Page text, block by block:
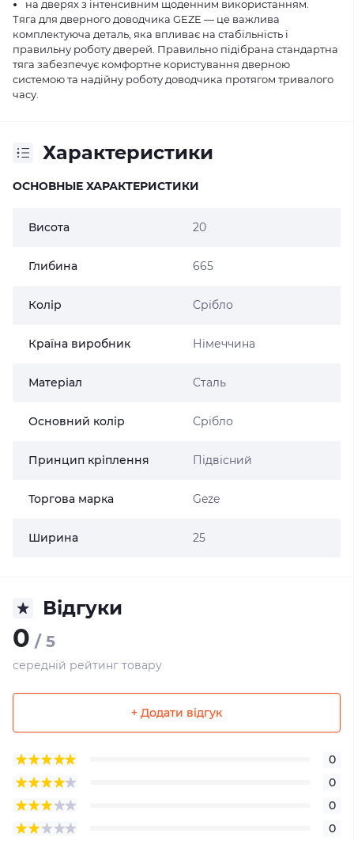
на дверях з інтенсивним щоденним використанням.
Тяга для дверного доводчика GEZE — це важлива
комплектуюча деталь, яка впливає на стабільність і
правильну роботу дверей. Правильно підібрана стандартна
тяга забезпечує комфортне користування дверною
системою та надійну роботу доводчика протягом тривалого
часу.
Характеристики
ОСНОВНЫЕ ХАРАКТЕРИСТИКИ
Висота 20
Глибина 665
Колір Срібло
Країна виробник Німеччина
Матеріал Сталь
Основний колір Срібло
Принцип кріплення Підвісний
Торгова марка Geze
Ширина 25
Відгуки
0 / 5
середній рейтинг товару
+ Додати відгук
0
0
0
0